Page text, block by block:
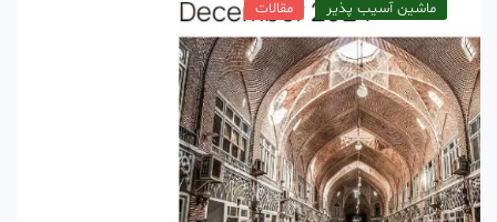
ماشین آسیب پذیر
مقالات